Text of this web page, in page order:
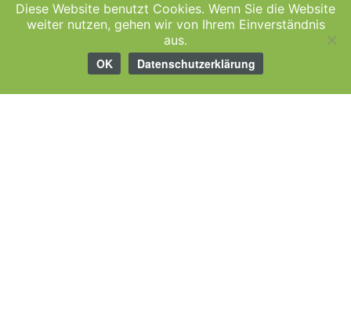
Donnerstag –
und
Freitag –
13.00 – 15.00 Uhr
und
Diese Website benutzt Cookies. Wenn Sie die Website
weiter nutzen, gehen wir von Ihrem Einverständnis
aus.
OK
Datenschutzerklärung